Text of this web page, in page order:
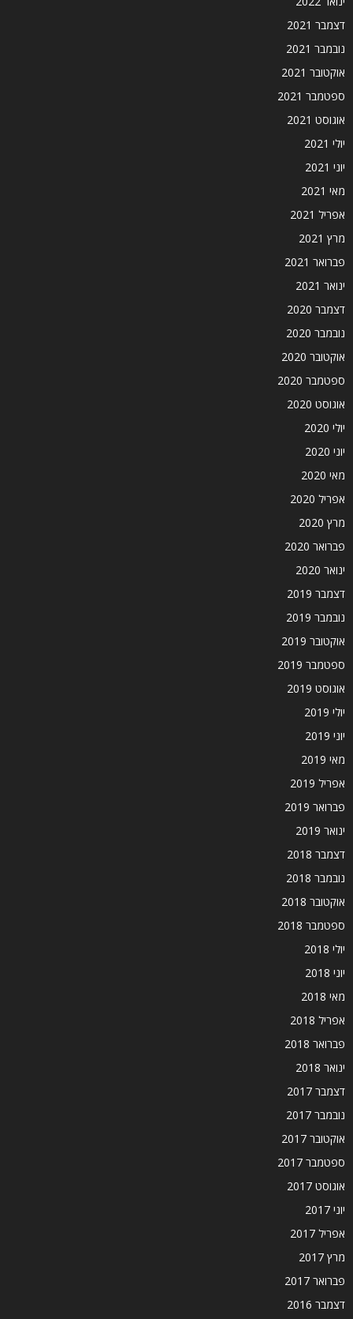
דצמבר 2021
נובמבר 2021
אוקטובר 2021
ספטמבר 2021
אוגוסט 2021
יולי 2021
יוני 2021
מאי 2021
אפריל 2021
מרץ 2021
פברואר 2021
ינואר 2021
דצמבר 2020
נובמבר 2020
אוקטובר 2020
ספטמבר 2020
אוגוסט 2020
יולי 2020
יוני 2020
מאי 2020
אפריל 2020
מרץ 2020
פברואר 2020
ינואר 2020
דצמבר 2019
נובמבר 2019
אוקטובר 2019
ספטמבר 2019
אוגוסט 2019
יולי 2019
יוני 2019
מאי 2019
אפריל 2019
פברואר 2019
ינואר 2019
דצמבר 2018
נובמבר 2018
אוקטובר 2018
ספטמבר 2018
יולי 2018
יוני 2018
מאי 2018
אפריל 2018
פברואר 2018
ינואר 2018
דצמבר 2017
נובמבר 2017
אוקטובר 2017
ספטמבר 2017
אוגוסט 2017
יוני 2017
אפריל 2017
מרץ 2017
פברואר 2017
דצמבר 2016